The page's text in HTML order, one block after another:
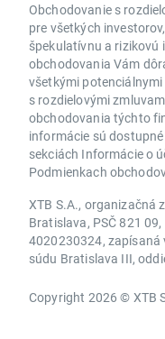
Obchodovanie s
pre všetkých
špekulatívnu a rizikovú
obchodovania Vám
všetkými
s rozdielovými
obchodovania týchto
informácie sú
sekciách Informácie o
Podmienkach
XTB S.A., organizačná
Bratislava, PSČ 821
4020230324, zapísaná
súdu Bratislava III,
Copyright 2026 © XTB